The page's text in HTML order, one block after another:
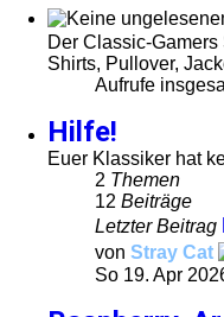
Der Classic-Gamers
Shirts, Pullover,
Aufrufe
Hilfe!
Euer Klassiker hat
2 Themen
12 Beiträge
Letzter Beitrag
von Stray Cat
So 19. Apr